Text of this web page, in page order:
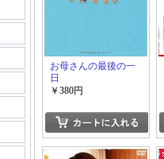
お母さんの最後の一
日
￥380円